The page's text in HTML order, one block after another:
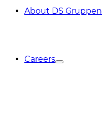
About DS Gruppen
Careers